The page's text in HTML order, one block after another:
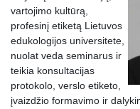
vartojimo kultūrą,
profesinį etiketą Lietuvos
edukologijos universitete,
nuolat veda seminarus ir
teikia konsultacijas
protokolo, verslo etiketo,
įvaizdžio formavimo ir